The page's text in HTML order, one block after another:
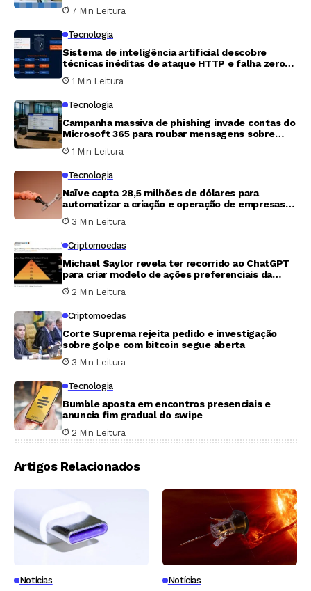
7 Min Leitura
Tecnologia
Sistema de inteligência artificial descobre
técnicas inéditas de ataque HTTP e falha zero-
day em servidor Apache
1 Min Leitura
Tecnologia
Campanha massiva de phishing invade contas do
Microsoft 365 para roubar mensagens sobre
folha de pagamento e finanças
1 Min Leitura
Tecnologia
Naïve capta 28,5 milhões de dólares para
automatizar a criação e operação de empresas
com agentes de inteligência artificial
3 Min Leitura
Criptomoedas
Michael Saylor revela ter recorrido ao ChatGPT
para criar modelo de ações preferenciais da
Strategy e captar US$ 15 bilhões
2 Min Leitura
Criptomoedas
Corte Suprema rejeita pedido e investigação
sobre golpe com bitcoin segue aberta
3 Min Leitura
Tecnologia
Bumble aposta em encontros presenciais e
anuncia fim gradual do swipe
2 Min Leitura
Artigos Relacionados
Notícias Notícias